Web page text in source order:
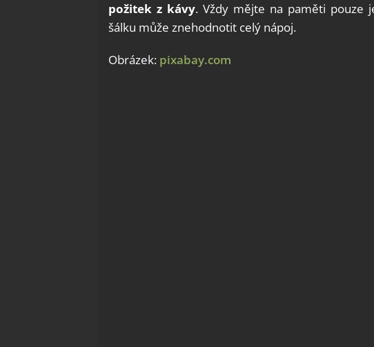
požitek z kávy. Vždy mějte na paměti pouze
šálku může znehodnotit celý nápoj.
Obrázek: pixabay.com